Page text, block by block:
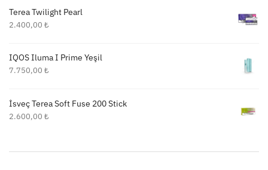
Terea Twilight Pearl
2.400,00 ₺
IQOS Iluma I Prime Yeşil
7.750,00 ₺
İsveç Terea Soft Fuse 200 Stick
2.600,00 ₺